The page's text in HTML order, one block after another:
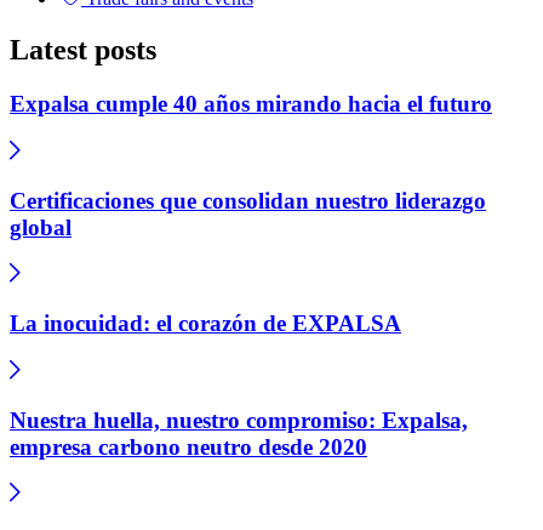
Latest posts
Expalsa cumple 40 años mirando hacia el futuro
Certificaciones que consolidan nuestro liderazgo
global
La inocuidad: el corazón de EXPALSA
Nuestra huella, nuestro compromiso: Expalsa,
empresa carbono neutro desde 2020